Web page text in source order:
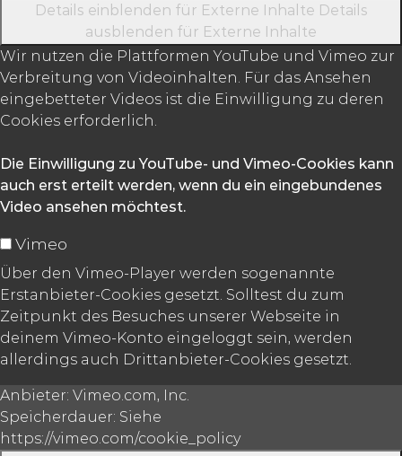
Details einblenden für Externe Inhalte Details
ausblenden für Externe Inhalte
Wir nutzen die Plattformen YouTube und Vimeo zur
Verbreitung von Videoinhalten. Für das Ansehen
eingebetteter Videos ist die Einwilligung zu deren
Cookies erforderlich.
Die Einwilligung zu YouTube- und Vimeo-Cookies kann
auch erst erteilt werden, wenn du ein eingebundenes
Video ansehen möchtest.
Vimeo
Über den Vimeo-Player werden sogenannte
Erstanbieter-Cookies gesetzt. Solltest du zum
Zeitpunkt des Besuches unserer Webseite in
deinem Vimeo-Konto eingeloggt sein, werden
allerdings auch Drittanbieter-Cookies gesetzt.
Anbieter: Vimeo.com, Inc.
Speicherdauer: Siehe
https://vimeo.com/cookie_policy